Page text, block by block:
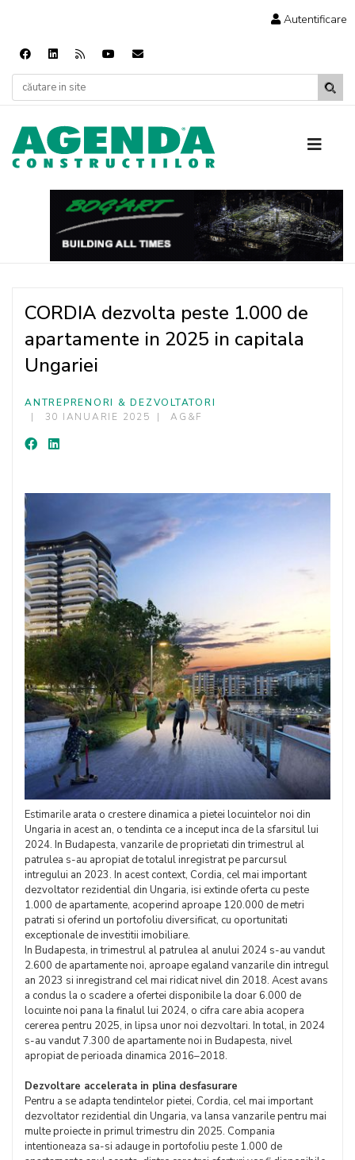
Autentificare
CORDIA dezvolta peste 1.000 de
apartamente in 2025 in capitala
Ungariei
ANTREPRENORI & DEZVOLTATORI
30 IANUARIE 2025
AG&F
Estimarile arata o crestere dinamica a pietei locuintelor noi din
Ungaria in acest an, o tendinta ce a inceput inca de la sfarsitul lui
2024. In Budapesta, vanzarile de proprietati din trimestrul al
patrulea s-au apropiat de totalul inregistrat pe parcursul
intregului an 2023. In acest context, Cordia, cel mai important
dezvoltator rezidential din Ungaria, isi extinde oferta cu peste
1.000 de apartamente, acoperind aproape 120.000 de metri
patrati si oferind un portofoliu diversificat, cu oportunitati
exceptionale de investitii imobiliare.
In Budapesta, in trimestrul al patrulea al anului 2024 s-au vandut
2.600 de apartamente noi, aproape egaland vanzarile din intregul
an 2023 si inregistrand cel mai ridicat nivel din 2018. Acest avans
a condus la o scadere a ofertei disponibile la doar 6.000 de
locuinte noi pana la finalul lui 2024, o cifra care abia acopera
cererea pentru 2025, in lipsa unor noi dezvoltari. In total, in 2024
s-au vandut 7.300 de apartamente noi in Budapesta, nivel
apropiat de perioada dinamica 2016–2018.
Dezvoltare accelerata in plina desfasurare
Pentru a se adapta tendintelor pietei, Cordia, cel mai important
dezvoltator rezidential din Ungaria, va lansa vanzarile pentru mai
multe proiecte in primul trimestru din 2025. Compania
intentioneaza sa-si adauge in portofoliu peste 1.000 de